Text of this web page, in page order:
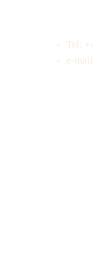
Tel:
e-